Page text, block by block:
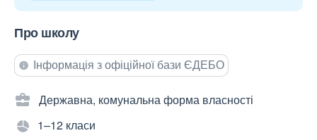
Про школу
Інформація з офіційної бази ЄДЕБО
Державна, комунальна форма власності
1–12 класи